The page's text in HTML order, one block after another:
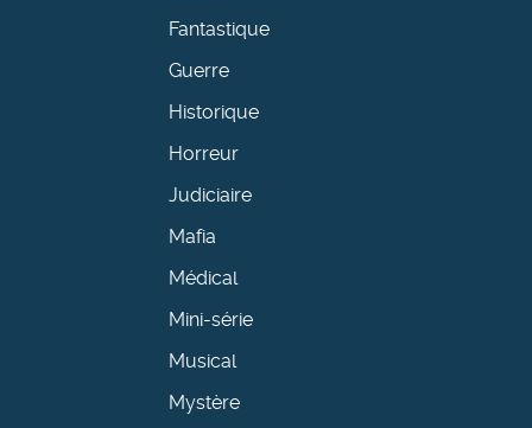
Fantastique
Guerre
Historique
Horreur
Judiciaire
Mafia
Médical
Mini-série
Musical
Mystère